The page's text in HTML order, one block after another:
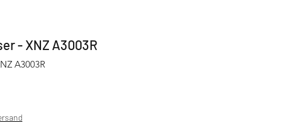
- XNZ A3003R
A3003R